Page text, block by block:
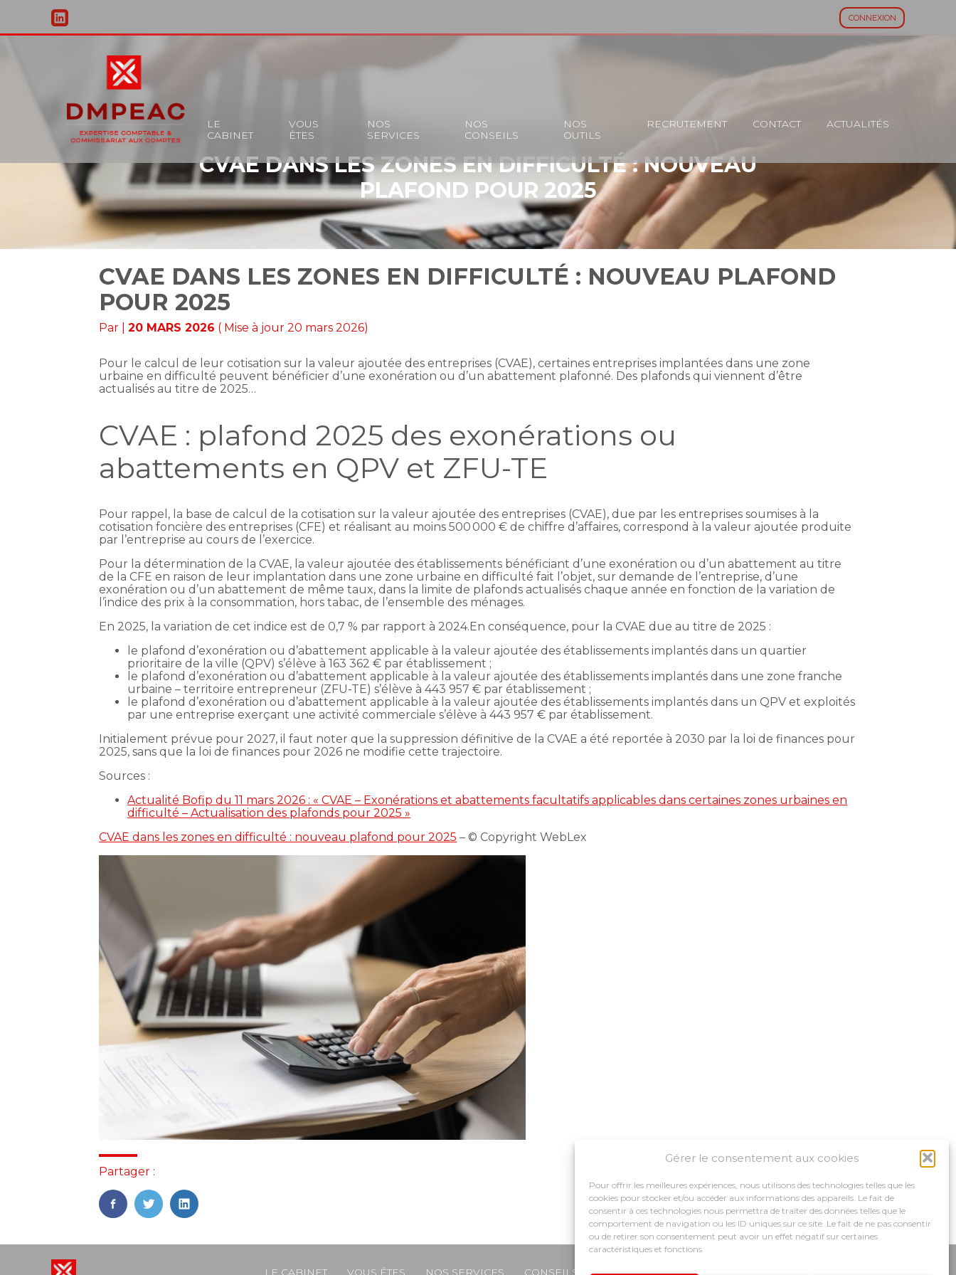
Gérer le consentement aux cookies
Pour offrir les meilleures expériences, nous utilisons des technologies telles que les
cookies pour stocker et/ou accéder aux informations des appareils. Le fait de
consentir à ces technologies nous permettra de traiter des données telles que le
comportement de navigation ou les ID uniques sur ce site. Le fait de ne pas consentir
ou de retirer son consentement peut avoir un effet négatif sur certaines
caractéristiques et fonctions.
CONNEXION
au
contenu
Principal
LE
CABINET
VOUS
ÊTES
NOS
SERVICES
NOS
CONSEILS
NOS
OUTILS
RECRUTEMENT CONTACT ACTUALITÉS
CVAE DANS LES ZONES EN DIFFICULTÉ : NOUVEAU
PLAFOND POUR 2025
CVAE DANS LES ZONES EN DIFFICULTÉ : NOUVEAU PLAFOND
POUR 2025
Par |20 MARS 2026 ( Mise à jour 20 mars 2026)
Pour le calcul de leur cotisation sur la valeur ajoutée des entreprises (CVAE), certaines entreprises implantées dans une zone
urbaine en difficulté peuvent bénéficier d’une exonération ou d’un abattement plafonné. Des plafonds qui viennent d’être
actualisés au titre de 2025…
CVAE : plafond 2025 des exonérations ou
abattements en QPV et ZFU-TE
Pour rappel, la base de calcul de la cotisation sur la valeur ajoutée des entreprises (CVAE), due par les entreprises soumises à la
cotisation foncière des entreprises (CFE) et réalisant au moins 500 000 € de chiffre d’affaires, correspond à la valeur ajoutée produite
par l’entreprise au cours de l’exercice.
Pour la détermination de la CVAE, la valeur ajoutée des établissements bénéficiant d’une exonération ou d’un abattement au titre
de la CFE en raison de leur implantation dans une zone urbaine en difficulté fait l’objet, sur demande de l’entreprise, d’une
exonération ou d’un abattement de même taux, dans la limite de plafonds actualisés chaque année en fonction de la variation de
l’indice des prix à la consommation, hors tabac, de l’ensemble des ménages.
En 2025, la variation de cet indice est de 0,7 % par rapport à 2024.En conséquence, pour la CVAE due au titre de 2025 :
le plafond d’exonération ou d’abattement applicable à la valeur ajoutée des établissements implantés dans un quartier
prioritaire de la ville (QPV) s’élève à 163 362 € par établissement ;
le plafond d’exonération ou d’abattement applicable à la valeur ajoutée des établissements implantés dans une zone franche
urbaine – territoire entrepreneur (ZFU-TE) s’élève à 443 957 € par établissement ;
le plafond d’exonération ou d’abattement applicable à la valeur ajoutée des établissements implantés dans un QPV et exploités
par une entreprise exerçant une activité commerciale s’élève à 443 957 € par établissement.
Initialement prévue pour 2027, il faut noter que la suppression définitive de la CVAE a été reportée à 2030 par la loi de finances pour
2025, sans que la loi de finances pour 2026 ne modifie cette trajectoire.
Sources :
Actualité Bofip du 11 mars 2026 : « CVAE – Exonérations et abattements facultatifs applicables dans certaines zones urbaines en
difficulté – Actualisation des plafonds pour 2025 »
CVAE dans les zones en difficulté : nouveau plafond pour 2025 – © Copyright WebLex
Partager :
FaceBook
TwitterLinkedIn
Footer
LE CABINET VOUS ÊTES NOS SERVICES CONSEILS ET ACCOMPAGNEMENTS